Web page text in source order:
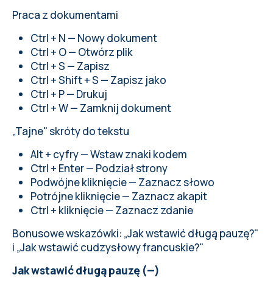
Praca z dokumentami
Ctrl + N — Nowy dokument
Ctrl + O — Otwórz plik
Ctrl + S — Zapisz
Ctrl + Shift + S — Zapisz jako
Ctrl + P — Drukuj
Ctrl + W — Zamknij dokument
„Tajne" skróty do tekstu
Alt + cyfry — Wstaw znaki kodem
Ctrl + Enter — Podział strony
Podwójne kliknięcie — Zaznacz słowo
Potrójne kliknięcie — Zaznacz akapit
Ctrl + kliknięcie — Zaznacz zdanie
Bonusowe wskazówki: „Jak wstawić długą pauzę?"
i „Jak wstawić cudzysłowy francuskie?"
Jak wstawić długą pauzę (—)